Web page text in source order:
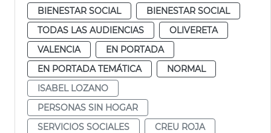
BIENESTAR SOCIAL
BIENESTAR SOCIAL
TODAS LAS AUDIENCIAS
OLIVERETA
VALENCIA
EN PORTADA
EN PORTADA TEMÁTICA
NORMAL
ISABEL LOZANO
PERSONAS SIN HOGAR
SERVICIOS SOCIALES
CREU ROJA